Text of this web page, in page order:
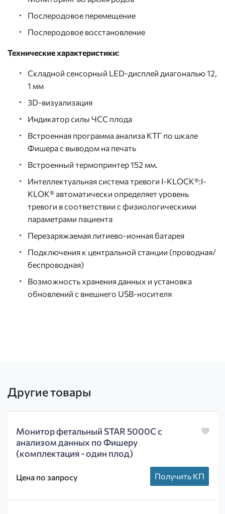
Послеродовое перемещение
Послеродовое восстановление
Технические характеристики:
Складной сенсорный LED-дисплей диагональю 12,
1 мм
3D-визуализация
Индикатор силы ЧСС плода
Встроенная программа анализа КТГ по шкале
Фишера с выводом на печать
Встроенный термопринтер 152 мм.
Интеллектуальная система тревоги I-KLOCK®:I-
KLOK® автоматически определяет уровень
тревоги в соответствии с физиологическими
параметрами пациента
Перезаряжаемая литиево-ионная батарея
Подключения к центральной станции (проводная/
беспроводная)
Возможность хранения данных и установка
обновлений с внешнего USB-носителя
Другие товары
Монитор фетальный STAR 5000С с
анализом данных по Фишеру
(комплектация - один плод)
Цена по запросу Получить КП